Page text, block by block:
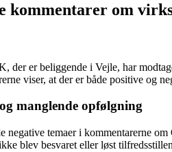
kommentarer om
er beliggende i Vejle, har
viser, at der er både positive og
manglende opfølgning
negative temaer i kommentarerne
blev besvaret eller løst